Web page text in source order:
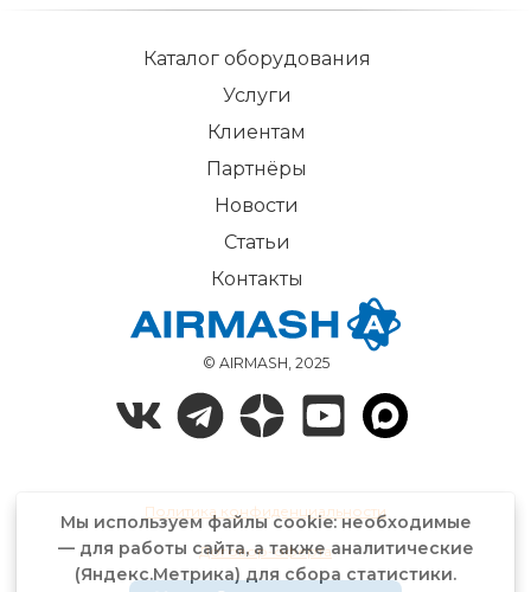
© AIRMASH, 2025
Каталог оборудования
Услуги
Клиентам
Партнёры
Новости
Статьи
Контакты
Политика конфиденциальности
Договор-оферта
Мы используем файлы cookie: необходимые
— для работы сайта, а также аналитические
(Яндекс.Метрика) для сбора статистики.